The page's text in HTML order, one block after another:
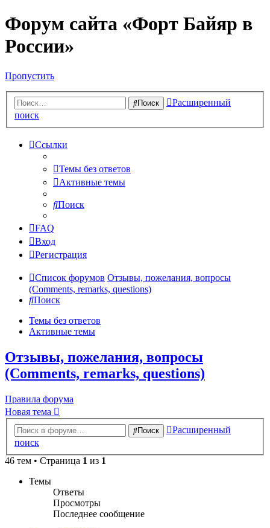
Форум сайта «Форт Байяр в
России»
Пропустить
Поиск
Расширенный
поиск
Ссылки
Темы без ответов
Активные темы
Поиск
FAQ
Вход
Регистрация
Список форумов Отзывы, пожелания, вопросы
(Comments, remarks, questions)
Поиск
Темы без ответов
Активные темы
Отзывы, пожелания, вопросы
(Comments, remarks, questions)
Правила форума
Новая тема
Поиск
Расширенный
поиск
46 тем • Страница 1 из 1
Темы
Ответы
Просмотры
Последнее сообщение